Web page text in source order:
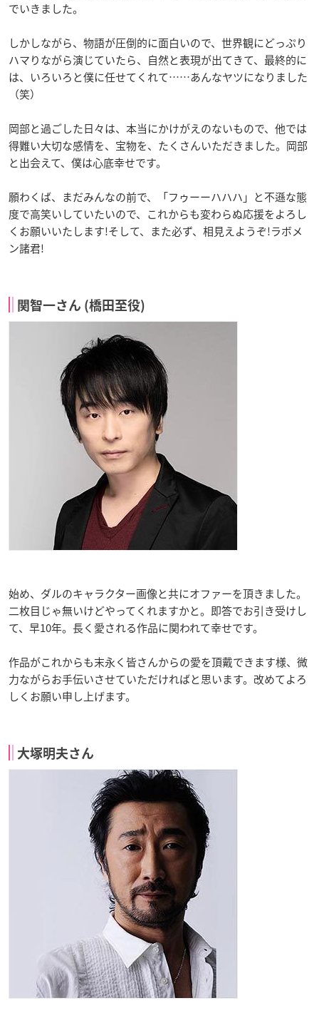
でいきました。
しかしながら、物語が圧倒的に面白いので、世界観にどっぷり
ハマりながら演じていたら、自然と表現が出てきて、最終的に
は、いろいろと僕に任せてくれて……あんなヤツになりました
（笑）
岡部と過ごした日々は、本当にかけがえのないもので、他では
得難い大切な感情を、宝物を、たくさんいただきました。岡部
と出会えて、僕は心底幸せです。
願わくば、まだみんなの前で、「フゥーーハハハ」と不遜な態
度で高笑いしていたいので、これからも変わらぬ応援をよろし
くお願いいたします!そして、また必ず、相見えようぞ!ラボメ
ン諸君!
関智一さん (橋田至役)
始め、ダルのキャラクター画像と共にオファーを頂きました。
二枚目じゃ無いけどやってくれますかと。即答でお引き受けし
て、早10年。長く愛される作品に関われて幸せです。
作品がこれからも末永く皆さんからの愛を頂戴できます様、微
力ながらお手伝いさせていただければと思います。改めてよろ
しくお願い申し上げます。
大塚明夫さん